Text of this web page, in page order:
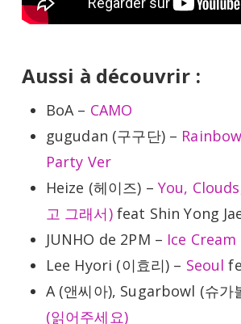
Aussi à découvrir :
BoA – CAMO
gugudan (구구단) –
Party Ver
Heize (헤이즈) – You,
고 그래서)feat Shin Yong
JUNHO de 2PM – Ice Cream
Lee Hyori (이효리) – Seoul
A (앤씨아), Sugarbowl (슈가
(읽어주세요)